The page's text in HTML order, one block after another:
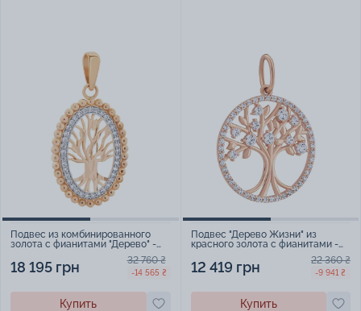
Подвес из комбинированного
золота с фианитами "Дерево" -
18 195 грн 32 760 ₴
-14 565 ₴
Купить
Подвес "Дерево Жизни" из
красного золота с фианитами -
12 419 грн 22 360 ₴
-9 941 ₴
Купить